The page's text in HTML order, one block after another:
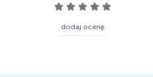
☆ ☆ ☆ ☆ ☆
dodaj ocenę